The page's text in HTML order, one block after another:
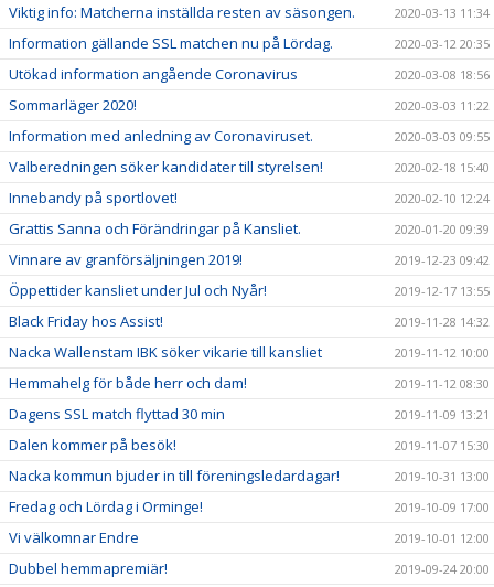
Viktig info: Matcherna inställda resten av säsongen. 2020-03-13 11:34
Information gällande SSL matchen nu på Lördag. 2020-03-12 20:35
Utökad information angående Coronavirus 2020-03-08 18:56
Sommarläger 2020! 2020-03-03 11:22
Information med anledning av Coronaviruset. 2020-03-03 09:55
Valberedningen söker kandidater till styrelsen! 2020-02-18 15:40
Innebandy på sportlovet! 2020-02-10 12:24
Grattis Sanna och Förändringar på Kansliet. 2020-01-20 09:39
Vinnare av granförsäljningen 2019! 2019-12-23 09:42
Öppettider kansliet under Jul och Nyår! 2019-12-17 13:55
Black Friday hos Assist! 2019-11-28 14:32
Nacka Wallenstam IBK söker vikarie till kansliet 2019-11-12 10:00
Hemmahelg för både herr och dam! 2019-11-12 08:30
Dagens SSL match flyttad 30 min 2019-11-09 13:21
Dalen kommer på besök! 2019-11-07 15:30
Nacka kommun bjuder in till föreningsledardagar! 2019-10-31 13:00
Fredag och Lördag i Orminge! 2019-10-09 17:00
Vi välkomnar Endre 2019-10-01 12:00
Dubbel hemmapremiär! 2019-09-24 20:00